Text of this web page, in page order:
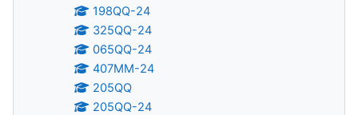
198QQ-24
325QQ-24
065QQ-24
407MM-24
205QQ
205QQ-24